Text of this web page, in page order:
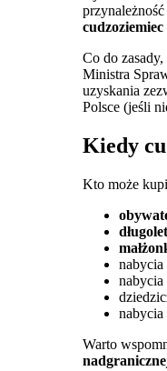
Co do
Ministra
uzyskania
Polsce (jeśli
Kiedy
Kto może
nabycia
Warto